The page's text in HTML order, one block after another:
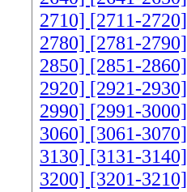
2710] [2711-2720]
2780] [2781-2790]
2850] [2851-2860]
2920] [2921-2930]
2990] [2991-3000]
3060] [3061-3070]
3130] [3131-3140]
3200] [3201-3210]